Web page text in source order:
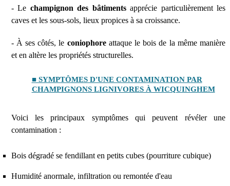
- Le champignon des bâtimentsapprécie particulièrement les
caves et les sous-sols, lieux propices à sa croissance.
- À ses côtés, le coniophoreattaque le bois de la même manière
et en altère les propriétés structurelles.
■ SYMPTÔMES D'UNE CONTAMINATION PAR
CHAMPIGNONS LIGNIVORES À WICQUINGHEM
Voici les principaux symptômes qui peuvent révéler une
contamination :
Bois dégradé se fendillant en petits cubes (pourriture cubique)
Humidité anormale, infiltration ou remontée d'eau